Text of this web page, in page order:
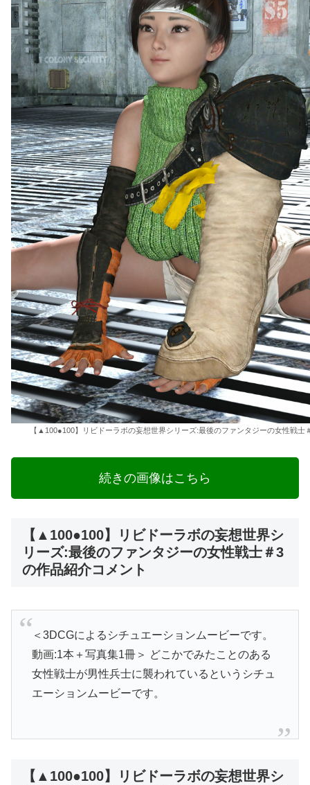
【▲100●100】リビドーラボの妄想世界シリーズ:最後のファンタジーの女性戦士
続きの画像はこちら
【▲100●100】リビドーラボの妄想世界シ
リーズ:最後のファンタジーの女性戦士＃3
の作品紹介コメント
＜3DCGによるシチュエーションムービーです。
動画:1本＋写真集1冊＞ どこかでみたことのある
女性戦士が男性兵士に襲われているというシチュ
エーションムービーです。
【▲100●100】リビドーラボの妄想世界シ